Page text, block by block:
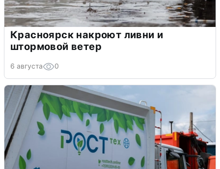
Красноярск накроют ливни и
штормовой ветер
6 августа 0